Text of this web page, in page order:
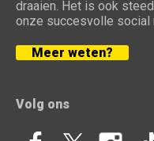
draaien. Het is ook
onze succesvolle social
Meer weten?
Volg ons